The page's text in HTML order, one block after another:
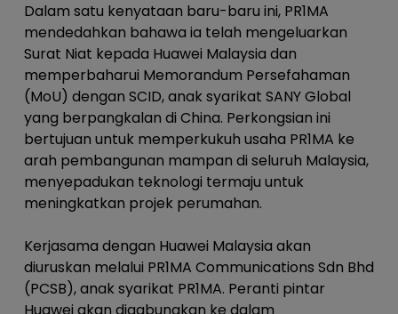
Dalam satu kenyataan baru-baru ini, PR1MA
mendedahkan bahawa ia telah mengeluarkan
Surat Niat kepada Huawei Malaysia dan
memperbaharui Memorandum Persefahaman
(MoU) dengan SCID, anak syarikat SANY Global
yang berpangkalan di China. Perkongsian ini
bertujuan untuk memperkukuh usaha PR1MA ke
arah pembangunan mampan di seluruh Malaysia,
menyepadukan teknologi termaju untuk
meningkatkan projek perumahan.
Kerjasama dengan Huawei Malaysia akan
diuruskan melalui PR1MA Communications Sdn Bhd
(PCSB), anak syarikat PR1MA. Peranti pintar